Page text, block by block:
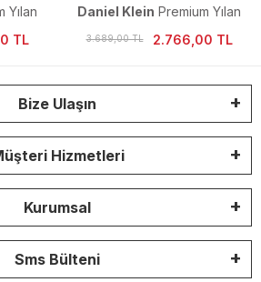
Yılan
Saati
TL
Daniel Klein Premium Yılan
Model Dolamalı Kadın Kol Saati
3.689,00 TL 2.766,00 TL
Bize Ulaşın
Hizmetleri
Kurumsal
Sms Bülteni